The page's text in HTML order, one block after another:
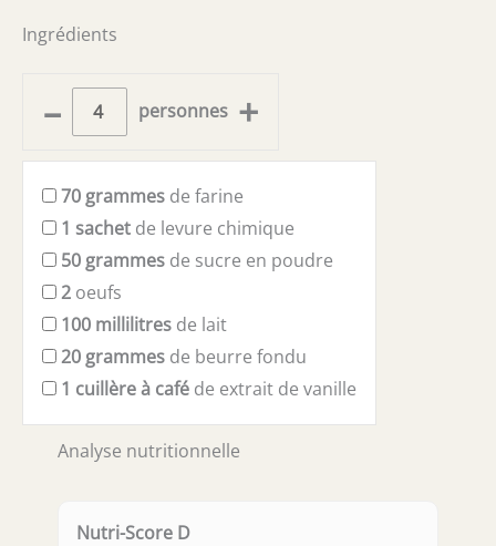
Ingrédients
– personnes +
70 grammes de farine
1 sachet de levure chimique
50 grammes de sucre en poudre
2 oeufs
100 millilitres de lait
20 grammes de beurre fondu
1 cuillère à café de extrait de vanille
Analyse nutritionnelle
Nutri-Score D